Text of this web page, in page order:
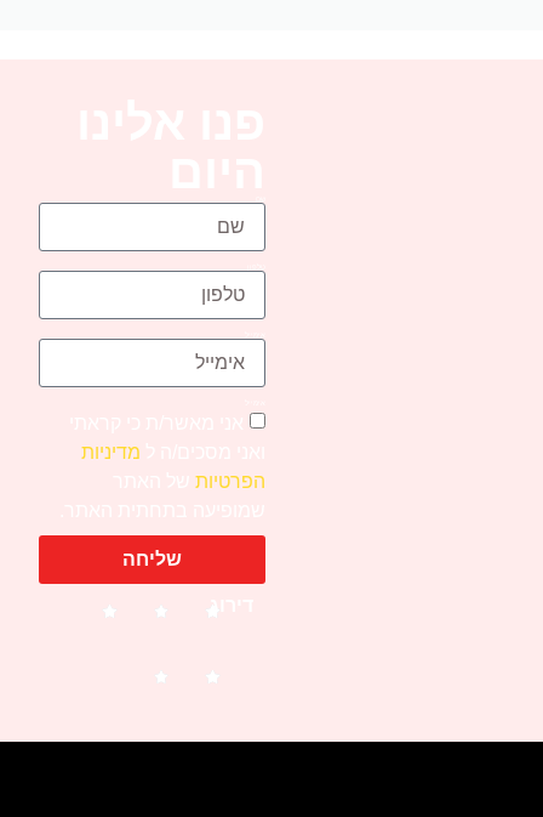
מדיניות
הפרטיותשל האתר
שליחה